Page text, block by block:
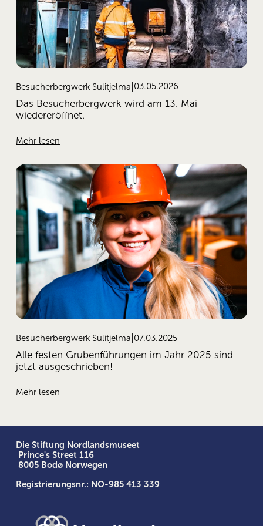
Besucherbergwerk Sulitjelma 03.05.2026
Das Besucherbergwerk wird am 13. Mai
wiedereröffnet.
Mehr lesen
Besucherbergwerk Sulitjelma 07.03.2025
Alle festen Grubenführungen im Jahr 2025 sind
jetzt ausgeschrieben!
Mehr lesen
Die Stiftung Nordlandsmuseet
Prince's Street 116
8005 Bodø Norwegen
Registrierungsnr.: NO-985 413 339